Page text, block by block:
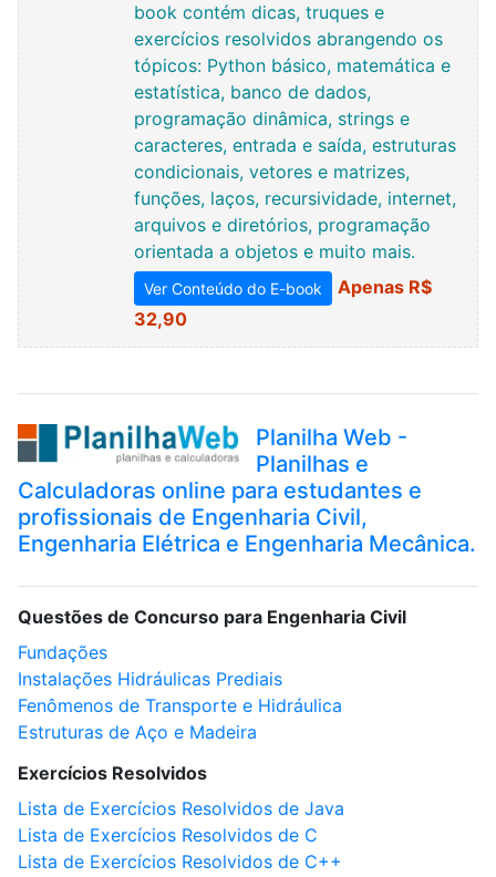
book contém dicas, truques e
exercícios resolvidos abrangendo os
tópicos: Python básico, matemática e
estatística, banco de dados,
programação dinâmica, strings e
caracteres, entrada e saída, estruturas
condicionais, vetores e matrizes,
funções, laços, recursividade, internet,
arquivos e diretórios, programação
orientada a objetos e muito mais.
Ver Conteúdo do E-book
Apenas R$
32,90
Planilha Web -
Planilhas e
Calculadoras online para estudantes e
profissionais de Engenharia Civil,
Engenharia Elétrica e Engenharia Mecânica.
Questões de Concurso para Engenharia Civil
Fundações
Instalações Hidráulicas Prediais
Fenômenos de Transporte e Hidráulica
Estruturas de Aço e Madeira
Exercícios Resolvidos
Lista de Exercícios Resolvidos de Java
Lista de Exercícios Resolvidos de C
Lista de Exercícios Resolvidos de C++